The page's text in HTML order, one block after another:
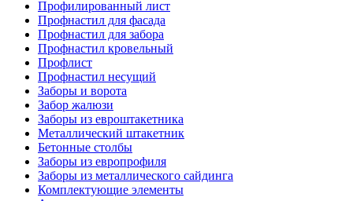
Профилированный лист
Профнастил для фасада
Профнастил для забора
Профнастил кровельный
Профлист
Профнастил несущий
Заборы и ворота
Забор жалюзи
Заборы из евроштакетника
Металлический штакетник
Бетонные столбы
Заборы из европрофиля
Заборы из металлического сайдинга
Комплектующие элементы